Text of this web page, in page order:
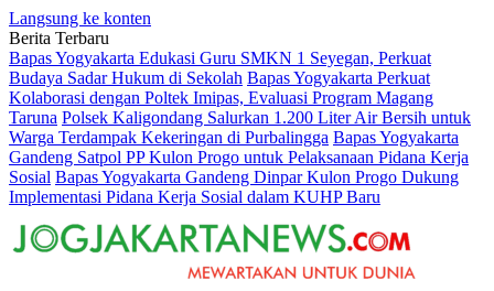
Langsung ke konten
Berita Terbaru
Bapas Yogyakarta Edukasi Guru SMKN 1 Seyegan, Perkuat
Budaya Sadar Hukum di Sekolah Bapas Yogyakarta Perkuat
Kolaborasi dengan Poltek Imipas, Evaluasi Program Magang
Taruna Polsek Kaligondang Salurkan 1.200 Liter Air Bersih untuk
Warga Terdampak Kekeringan di Purbalingga Bapas Yogyakarta
Gandeng Satpol PP Kulon Progo untuk Pelaksanaan Pidana Kerja
Sosial Bapas Yogyakarta Gandeng Dinpar Kulon Progo Dukung
Implementasi Pidana Kerja Sosial dalam KUHP Baru